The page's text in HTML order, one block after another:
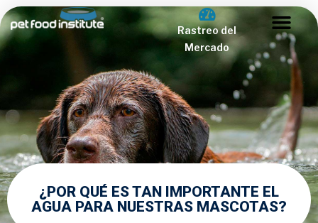
Rastreo del
Mercado
¿POR QUÉ ES TAN IMPORTANTE EL
AGUA PARA NUESTRAS MASCOTAS?